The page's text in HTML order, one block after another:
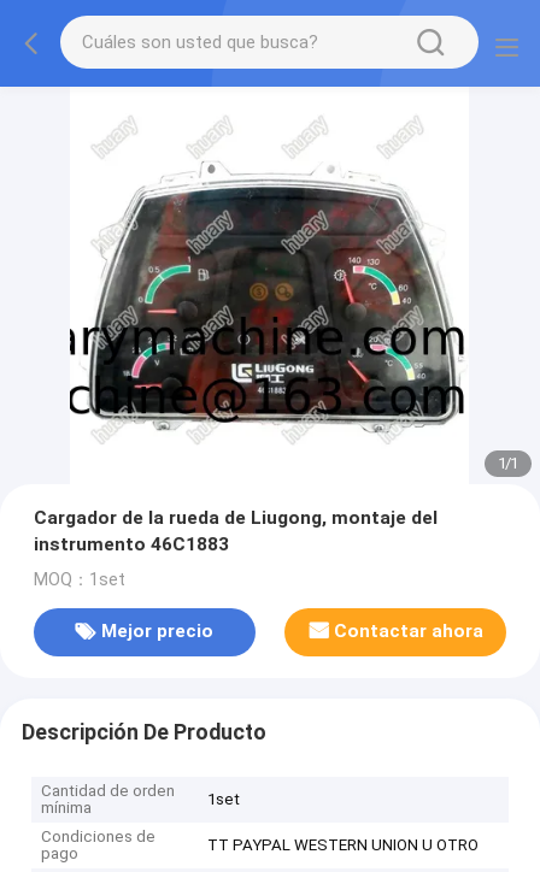
1/1
Cargador de la rueda de Liugong, montaje del
instrumento 46C1883
MOQ：1set
Mejor precio Contactar ahora
Descripción De Producto
Cantidad de orden
mínima
1set
Condiciones de
pago
TT PAYPAL WESTERN UNION U OTRO